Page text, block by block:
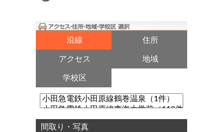
沿線 住所
アクセス 地域
学校区
間取り・写真